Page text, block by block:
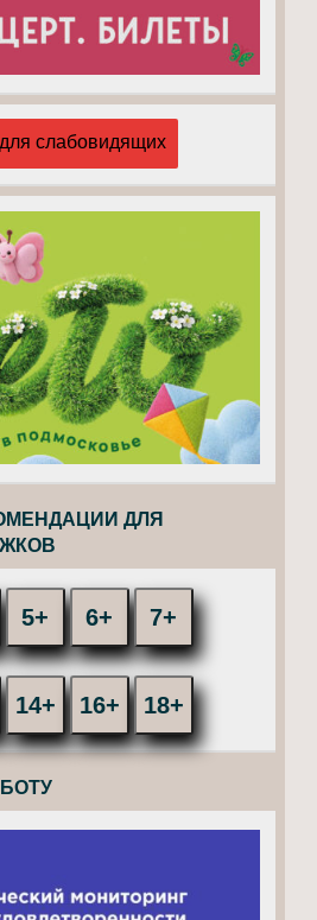
слабовидящих
ДЛЯ
5+ 6+ 7+
14+ 16+ 18+